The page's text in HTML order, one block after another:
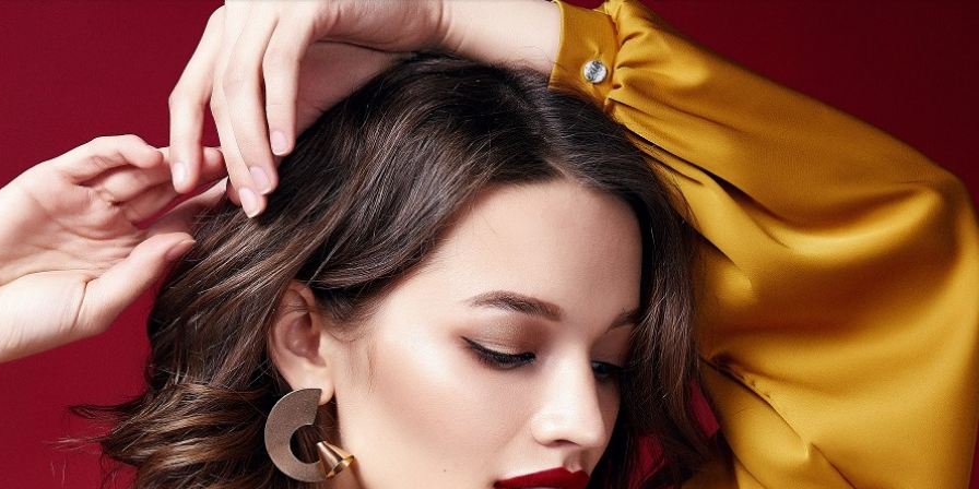
IRON MOUNTAIN POLSKA NEW WORK ATLAS SM MLEKPOL
GREEN FACTORY LOGISTICS
PIZZAPORTAL.PL MAXIBIOTIC OCUVITE SACHOL AFTIGEL HYAL-DROP MULTI
KRAJOWA RZEMIEŚLNICZA IZBA OPTYCZNA CENTRUM MEDYCZNE DAMIANA
TERAPIA REZONANSEM MAGNETYCZNYM - MBST EMPIK FOTO SAXX
AG MOTORS
PACSAFE LORUS CONTIGO ZAMEK TOPACZ BAKALLAND DELECTA
KONSPOL
JASMEEN MOMME ALKEMIE SZPITAL MEDICOVER ENBIO GROUP UNITOP
GORENJE
POKONAJ ZAĆMĘ, POPRAW WIDZENIE GÓRNOŚLĄSKO-ZAGŁĘBIOWSKA METROPOLIA
STETHOME
UNICEF JASNUM PHARMENA BETHRU MANUFAKTURA FUNDACJA NAGLE SAMI
MERCEDES
CARSHARING BUDVAR ŁÓDŹ KALISKA PLAYFAIR POLREGIO PRIME SPANISH PROPERTIES
COLOSTRUM CARLSBERG GEN4GEN BALCIA REBERNIA BEKO
TDJ ESTATE
HUMAN ANSWER INSTITUTE PIERRE FABRE ORAL CARE LIBERTY INVESTMENTS
ESSENDI
COMPANY PSTRYK